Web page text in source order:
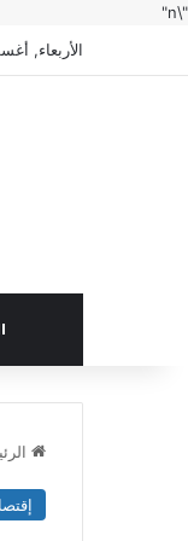
"\n"
الأربعاء,